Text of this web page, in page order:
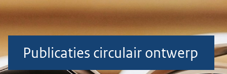
Publicaties circulair ontwerp